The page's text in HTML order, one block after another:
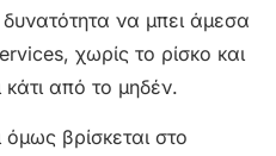
δυνατότητα να μπει άμεσα
χωρίς το ρίσκο και
κάτι από το μηδέν.
βρίσκεται στο